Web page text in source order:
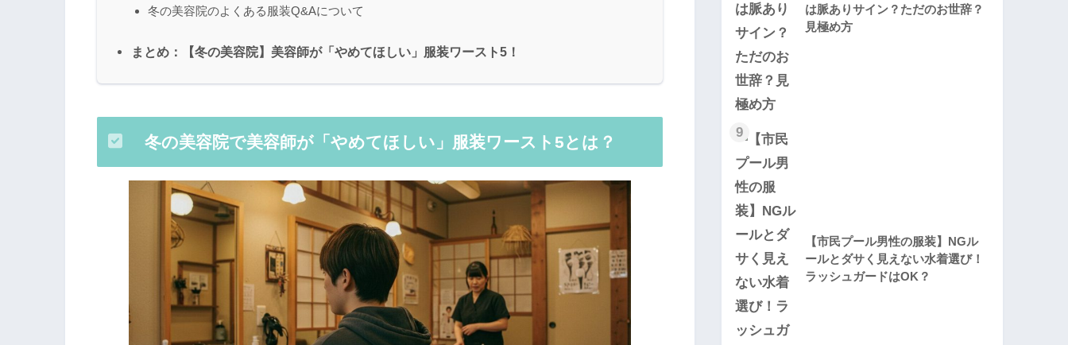
冬の美容院のよくある服装Q&Aについて
まとめ：【冬の美容院】美容師が「やめてほしい」服装ワースト5！
冬の美容院で美容師が「やめてほしい」服装ワースト5とは？
は脈ありサイン？ただのお世辞？
見極め方
9
【市民プール男性の服装】NGル
ールとダサく見えない水着選び！
ラッシュガードはOK？